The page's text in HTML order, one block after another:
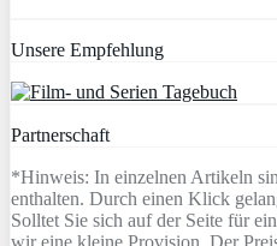
Unsere Empfehlung
Partnerschaft
*Hinweis: In einzelnen Artikeln
enthalten. Durch einen Klick
Solltet Sie sich auf der Seite für